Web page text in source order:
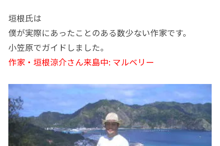
垣根氏は
僕が実際にあったことのある数少ない作家です。
小笠原でガイドしました。
作家・垣根涼介さん来島中: マルベリー